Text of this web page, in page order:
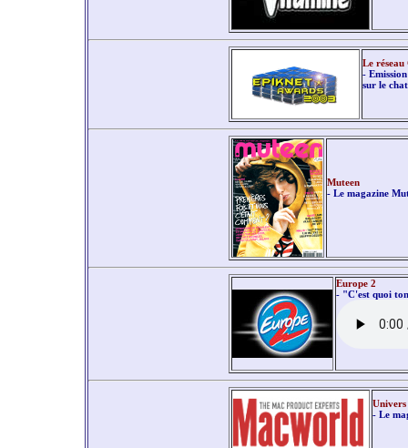
Le
-
sur le
Muteen
- Le magazine
Europe 2
- "C'est quoi
- Le